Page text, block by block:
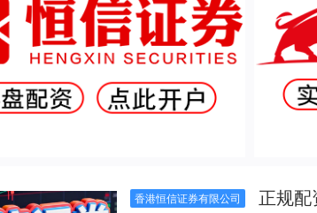
香港恒信证券有限公司
正规